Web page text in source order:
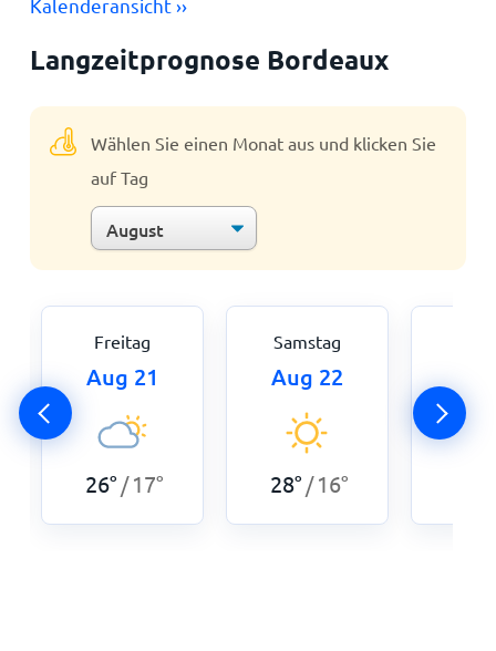
Kalenderansicht ››
Langzeitprognose Bordeaux
Wählen Sie einen Monat aus und klicken Sie
auf Tag
Freitag
Aug 21
26° /17°
Samstag
Aug 22
28° /16°